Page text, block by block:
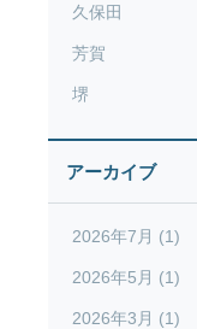
久保田
芳賀
堺
アーカイブ
2026年7月 (1)
2026年5月 (1)
2026年3月 (1)